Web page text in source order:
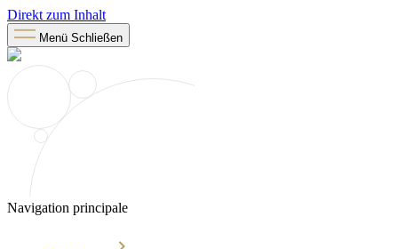
Direkt zum Inhalt
Menü Schließen
Navigation principale